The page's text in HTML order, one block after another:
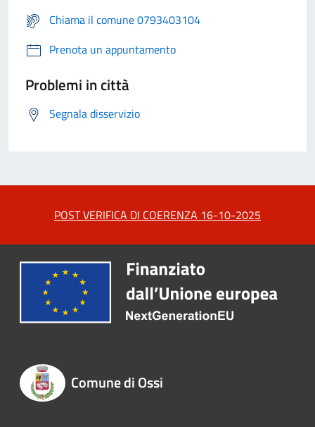
Chiama il comune 0793403104
Prenota un appuntamento
Problemi in città
Segnala disservizio
POST VERIFICA DI COERENZA 16-10-2025
Comune di Ossi